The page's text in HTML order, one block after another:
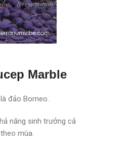
Marble
đảo Borneo.
năng sinh trưởng cả
mùa.